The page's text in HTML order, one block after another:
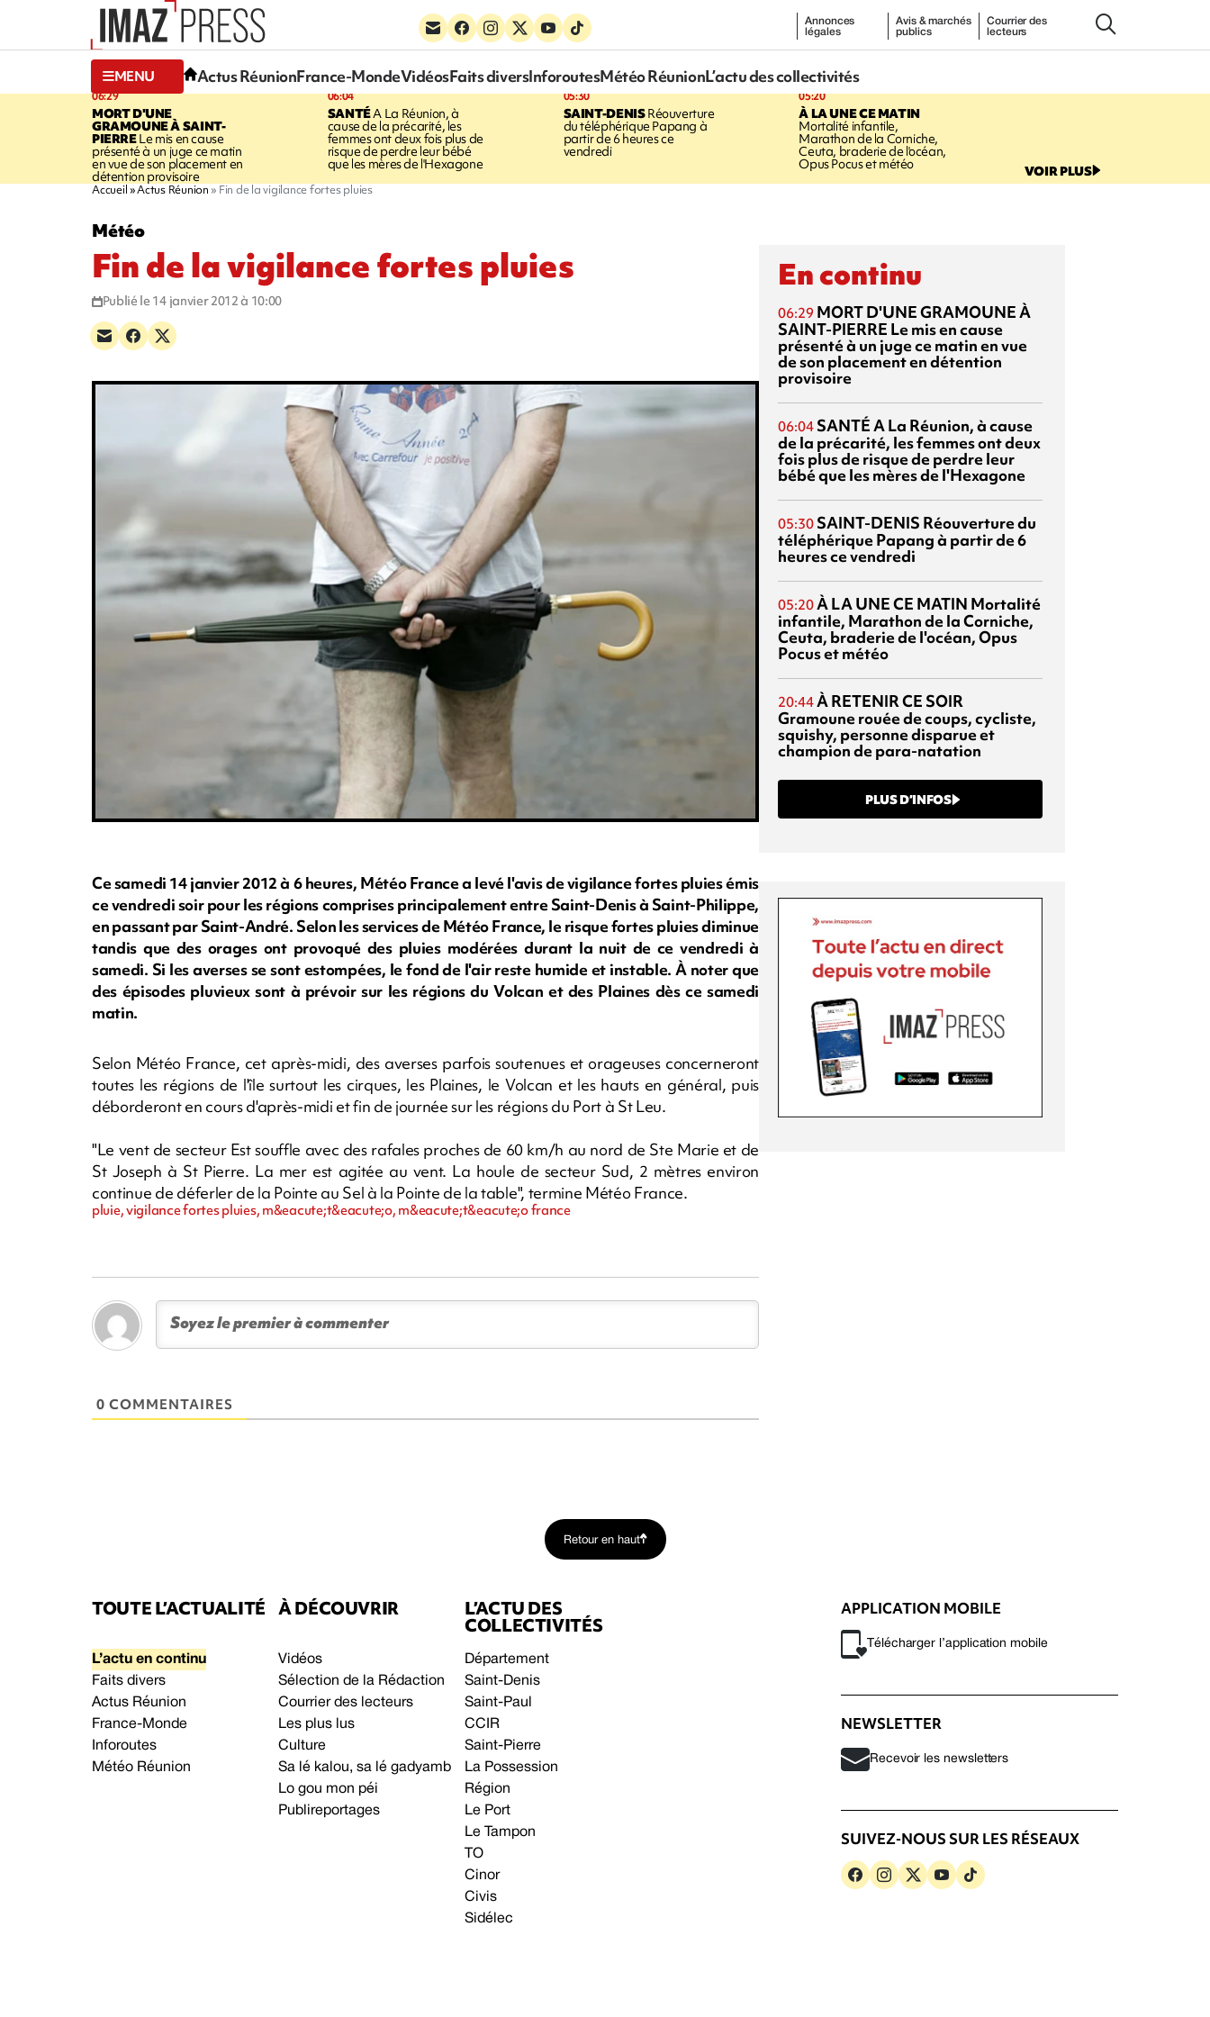
Annonces
légales
Avis & marchés
publics
Courrier des
lecteurs
MENU Actus RéunionFrance-MondeVidéosFaits diversInforoutesMétéo RéunionL’actu des collectivités
06:29
MORT D'UNE
GRAMOUNE À SAINT-
PIERRELe mis en cause
présenté à un juge ce matin
en vue de son placement en
détention provisoire
06:04
SANTÉA La Réunion, à
cause de la précarité, les
femmes ont deux fois plus de
risque de perdre leur bébé
que les mères de l'Hexagone
05:30
SAINT-DENISRéouverture
du téléphérique Papang à
partir de 6 heures ce
vendredi
05:20
À LA UNE CE MATIN
Mortalité infantile,
Marathon de la Corniche,
Ceuta, braderie de l'océan,
Opus Pocus et météo VOIR PLUS
Accueil Actus Réunion Fin de la vigilance fortes pluies
Météo
Fin de la vigilance fortes pluies
Publié le 14 janvier 2012 à 10:00
Ce samedi 14 janvier 2012 à 6 heures, Météo France a levé l'avis de vigilance fortes pluies émis
ce vendredi soir pour les régions comprises principalement entre Saint-Denis à Saint-Philippe,
en passant par Saint-André. Selon les services de Météo France, le risque fortes pluies diminue
tandis que des orages ont provoqué des pluies modérées durant la nuit de ce vendredi à
samedi. Si les averses se sont estompées, le fond de l'air reste humide et instable. À noter que
des épisodes pluvieux sont à prévoir sur les régions du Volcan et des Plaines dès ce samedi
matin.
Selon Météo France, cet après-midi, des averses parfois soutenues et orageuses concerneront
toutes les régions de l'île surtout les cirques, les Plaines, le Volcan et les hauts en général, puis
déborderont en cours d'après-midi et fin de journée sur les régions du Port à St Leu.
"Le vent de secteur Est souffle avec des rafales proches de 60 km/h au nord de Ste Marie et de
St Joseph à St Pierre. La mer est agitée au vent. La houle de secteur Sud, 2 mètres environ
continue de déferler de la Pointe au Sel à la Pointe de la table", termine Météo France.
pluie, vigilance fortes pluies, m&eacute;t&eacute;o, m&eacute;t&eacute;o france
0 COMMENTAIRES
En continu
06:29 MORT D'UNE GRAMOUNE À
SAINT-PIERRE Le mis en cause
présenté à un juge ce matin en vue
de son placement en détention
provisoire
06:04 SANTÉA La Réunion, à cause
de la précarité, les femmes ont deux
fois plus de risque de perdre leur
bébé que les mères de l'Hexagone
05:30 SAINT-DENIS Réouverture du
téléphérique Papang à partir de 6
heures ce vendredi
05:20À LA UNE CE MATIN Mortalité
infantile, Marathon de la Corniche,
Ceuta, braderie de l'océan, Opus
Pocus et météo
20:44À RETENIR CE SOIR
Gramoune rouée de coups, cycliste,
squishy, personne disparue et
champion de para-natation
PLUS D’INFOS
Retour en haut
TOUTE L’ACTUALITÉ
L’actu en continu
Faits divers
Actus Réunion
France-Monde
Inforoutes
Météo Réunion
À DÉCOUVRIR
Vidéos
Sélection de la Rédaction
Courrier des lecteurs
Les plus lus
Culture
Sa lé kalou, sa lé gadyamb
Lo gou mon péi
Publireportages
L’ACTU DES
COLLECTIVITÉS
Département
Saint-Denis
Saint-Paul
CCIR
Saint-Pierre
La Possession
Région
Le Port
Le Tampon
TO
Cinor
Civis
Sidélec
APPLICATION MOBILE
Télécharger l’application mobile
NEWSLETTER
Recevoir les newsletters
SUIVEZ-NOUS SUR LES RÉSEAUX